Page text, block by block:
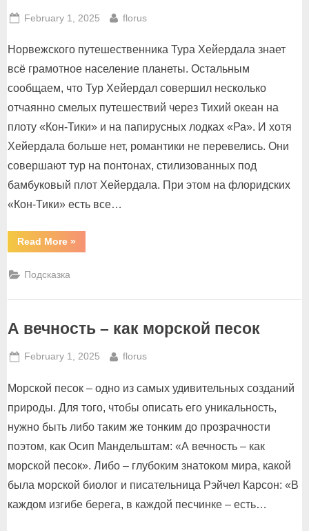
Posted
February 1, 2025 By
florus
Норвежского путешественника Тура Хейердала знает
всё грамотное население планеты. Остальным
сообщаем, что Тур Хейердал совершил несколько
отчаянно смелых путешествий через Тихий океан на
плоту «Кон-Тики» и на папирусных лодках «Ра». И хотя
Хейердала больше нет, романтики не перевелись. Они
совершают тур на понтонах, стилизованных под
бамбуковый плот Хейердала. При этом на флоридских
«Кон-Тики» есть все…
Read More“Тур
без
»
Подсказка
А вечность – как морской песок
Posted
February 1, 2025 By
florus
Морской песок – одно из самых удивительных созданий
природы. Для того, чтобы описать его уникальность,
нужно быть либо таким же тонким до прозрачности
поэтом, как Осип Мандельштам: «А вечность – как
морской песок». Либо – глубоким знатоком мира, какой
была морской биолог и писательница Рэйчел Карсон: «В
каждом изгибе берега, в каждой песчинке – есть…